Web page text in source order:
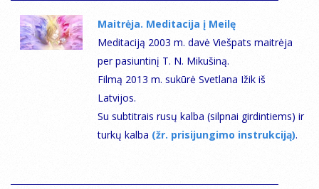
Мaitrėja. Meditacija į Meilę
Мeditaciją 2003 m. davė Viešpats maitrėja
per pasiuntinį T. N. Mikušiną.
Filmą 2013 m. sukūrė Svetlana Ižik iš
Latvijos.
Su subtitrais rusų kalba (silpnai girdintiems) ir
turkų kalba (žr. prisijungimo instrukciją).